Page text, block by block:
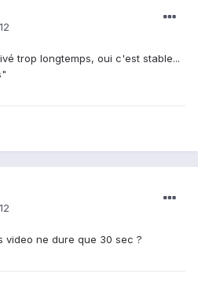
trop longtemps, oui c'est stable...
video ne dure que 30 sec ?